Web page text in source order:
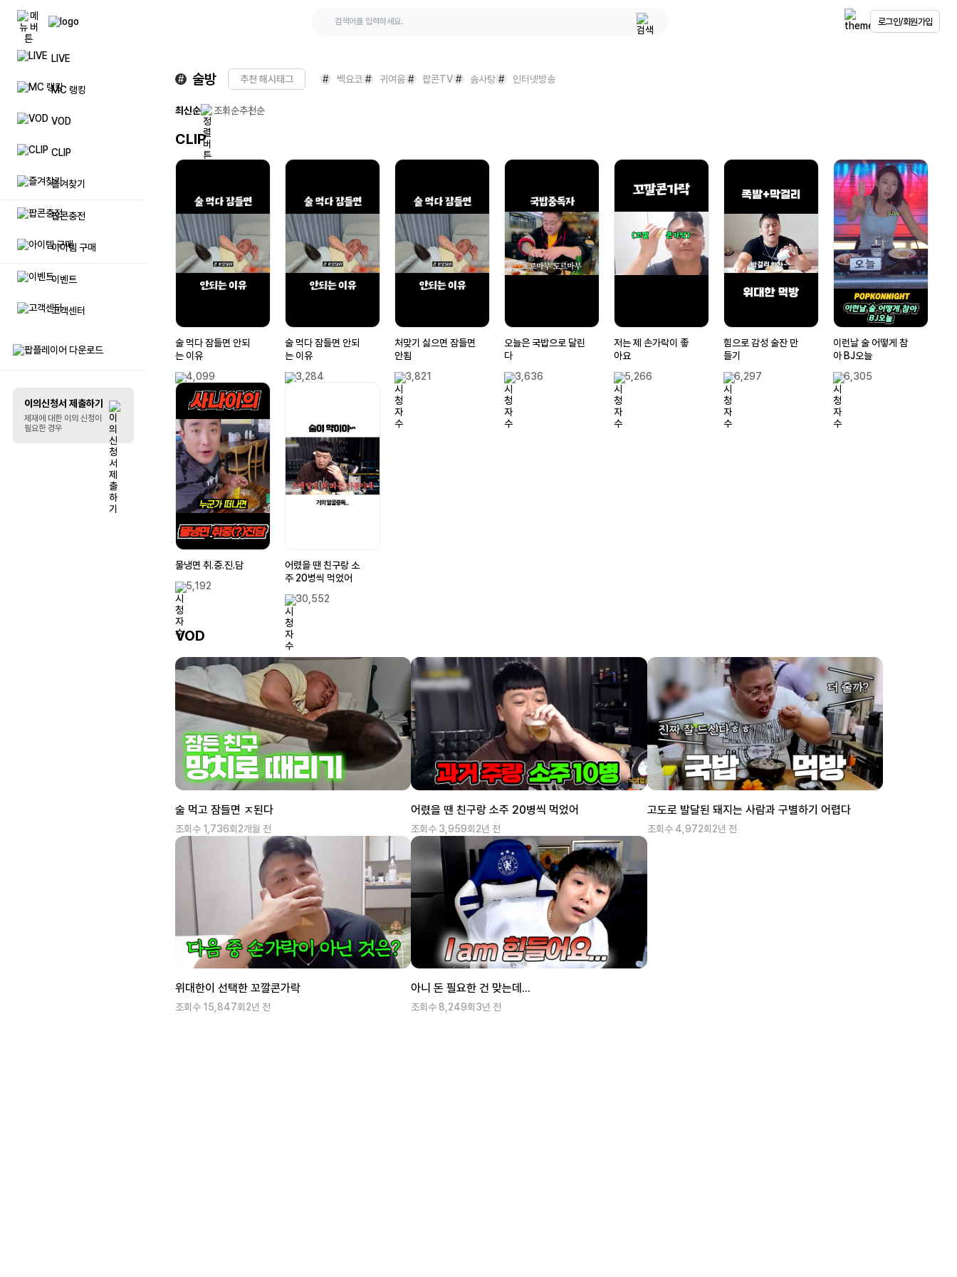
로그인/회원가입
LIVE
MC 랭킹
VOD
CLIP
즐겨찾기
팝콘충전
아이템 구매
이벤트
고객센터
이의신청서 제출하기
제재에 대한 이의 신청이
필요한 경우
팝콘(캐쉬)
팝콘상품권 등록
이벤트 팝콘(캐쉬)
풀방 입장권
리스트업
시청인원 업
매니저 추가
리스트 꾸미기
말풍선
공지사항
문의하기
제안하기
자주묻는 질문
# 술방 추천 해시태그 # 백요코 # 귀여움 # 팝콘TV # 솜사탕 # 인터넷방송
최신순 조회순추천순
CLIP
술 먹다 잠들면 안되
는 이유
4,099
술 먹다 잠들면 안되
는 이유
3,284
처맞기 싫으면 잠들면
안됨
3,821
오늘은 국밥으로 달린
다
3,636
저는 제 손가락이 좋
아요
5,266
힘으로 감성 술잔 만
들기
6,297
이런날 술 어떻게 참
아 BJ오늘
6,305
물냉면 취.중.진.담
5,192
어렸을 땐 친구랑 소
주 20병씩 먹었어
30,552
VOD
술 먹고 잠들면 ㅈ된다
조회수 1,736회 2개월 전
어렸을 땐 친구랑 소주 20병씩 먹었어
조회수 3,959회 2년 전
고도로 발달된 돼지는 사람과 구별하기 어렵다
조회수 4,972회 2년 전
위대한이 선택한 꼬깔콘가락
조회수 15,847회 2년 전
아니 돈 필요한 건 맞는데...
조회수8,249회 3년 전